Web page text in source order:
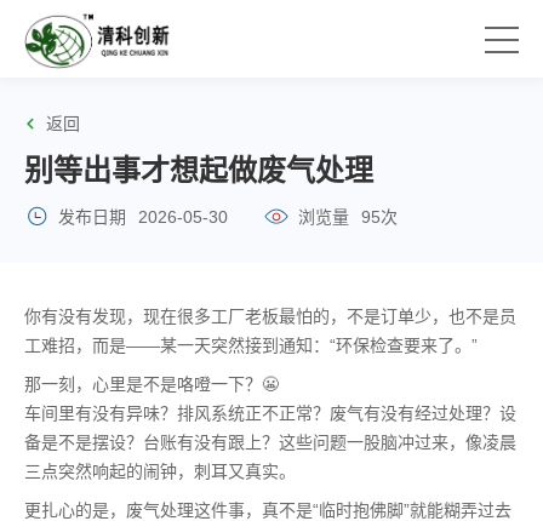
返回
别等出事才想起做废气处理
发布日期 2026-05-30 浏览量 95次
你有没有发现，现在很多工厂老板最怕的，不是订单少，也不是员
工难招，而是——某一天突然接到通知：“环保检查要来了。”
那一刻，心里是不是咯噔一下？😬
车间里有没有异味？排风系统正不正常？废气有没有经过处理？设
备是不是摆设？台账有没有跟上？这些问题一股脑冲过来，像凌晨
三点突然响起的闹钟，刺耳又真实。
更扎心的是，废气处理这件事，真不是“临时抱佛脚”就能糊弄过去